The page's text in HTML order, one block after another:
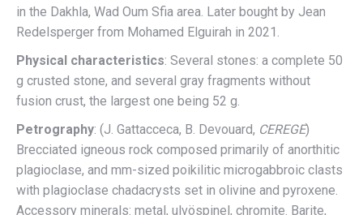
in the Dakhla, Wad Oum Sfia area. Later bought by Jean
Redelsperger from Mohamed Elguirah in 2021.
Physical characteristics: Several stones: a complete 50
g crusted stone, and several gray fragments without
fusion crust, the largest one being 52 g.
Petrography: (J. Gattacceca, B. Devouard, CEREGE)
Brecciated igneous rock composed primarily of anorthitic
plagioclase, and mm-sized poikilitic microgabbroic clasts
with plagioclase chadacrysts set in olivine and pyroxene.
Accessory minerals: metal, ulvöspinel, chromite. Barite,